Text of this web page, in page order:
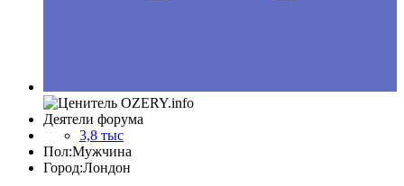
Деятели форума
3,8 тыс
Пол:Мужчина
Город:Лондон